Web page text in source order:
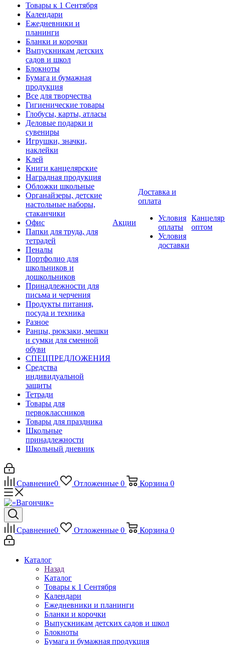
Товары к 1 Сентября
Календари
Ежедневники и
планинги
Бланки и корочки
Выпускникам детских
садов и школ
Блокноты
Бумага и бумажная
продукция
Все для творчества
Гигиенические товары
Глобусы, карты, атласы
Деловые подарки и
сувениры
Игрушки, значки,
наклейки
Клей
Книги канцелярские
Наградная продукция
Обложки школьные
Органайзеры, детские
настольные наборы,
стаканчики
Офис
Папки для труда, для
тетрадей
Пеналы
Портфолио для
школьников и
дошкольников
Принадлежности для
письма и черчения
Продукты питания,
посуда и техника
Разное
Ранцы, рюкзаки, мешки
и сумки для сменной
обуви
СПЕЦПРЕДЛОЖЕНИЯ
Средства
индивидуальной
защиты
Тетради
Товары для
первоклассников
Товары для праздника
Школьные
принадлежности
Школьный дневник
Акции
Доставка и
оплата
Условия
оплаты
Условия
доставки
оптом
Сравнение0 Отложенные 0 Корзина 0
Сравнение0 Отложенные 0 Корзина 0
Каталог
Назад
Каталог
Товары к 1 Сентября
Календари
Ежедневники и планинги
Бланки и корочки
Выпускникам детских садов и школ
Блокноты
Бумага и бумажная продукция